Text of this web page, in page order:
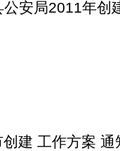
安局2011年创
建 工作方案 通